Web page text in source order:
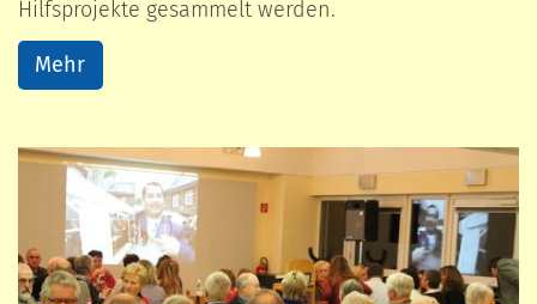
Hilfsprojekte gesammelt werden.
Mehr